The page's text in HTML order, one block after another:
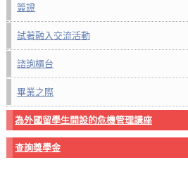
簽證
試著融入交流活動
諮詢櫃台
畢業之際
為外國留學生開設的危機管理講座
查詢獎學金